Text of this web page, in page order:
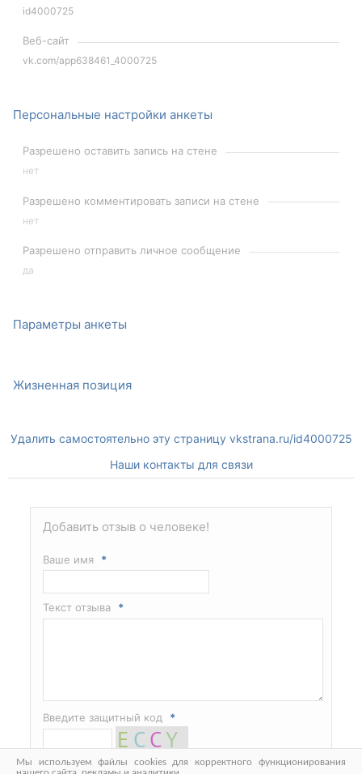
id4000725
Веб-сайт
vk.com/app638461_4000725
Персональные настройки анкеты
Разрешено оставить запись на стене
нет
Разрешено комментировать записи на стене
нет
Разрешено отправить личное сообщение
да
Параметры анкеты
Жизненная позиция
Удалить самостоятельно эту страницу vkstrana.ru/id4000725
Наши контакты для связи
Добавить отзыв о человеке!
Ваше имя *
Текст отзыва *
Введите защитный код *
Мы используем файлы cookies для корректного функционирования